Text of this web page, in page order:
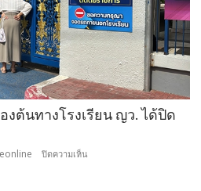
ต้นทางโรงเรียน ญว. ได้ปิด
ปิดความเห็น